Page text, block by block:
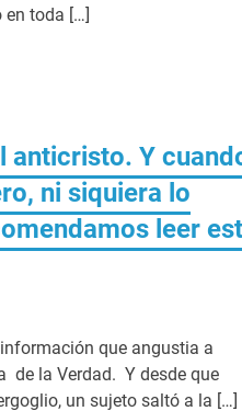
en toda […]
anticristo. Y
ni siquiera lo
leer
que angustia a
de la Verdad. Y desde que
un sujeto saltó a la […]